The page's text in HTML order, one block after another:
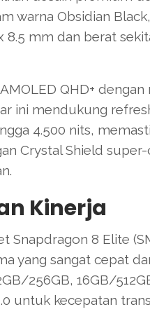
warna Obsidian
8.5 mm dan berat
QHD+
ini mendukung
4.500 nits,
Crystal Shield
Kinerja
Snapdragon 8 Elite
yang sangat cepat
256GB, 16GB/
untuk kecepatan